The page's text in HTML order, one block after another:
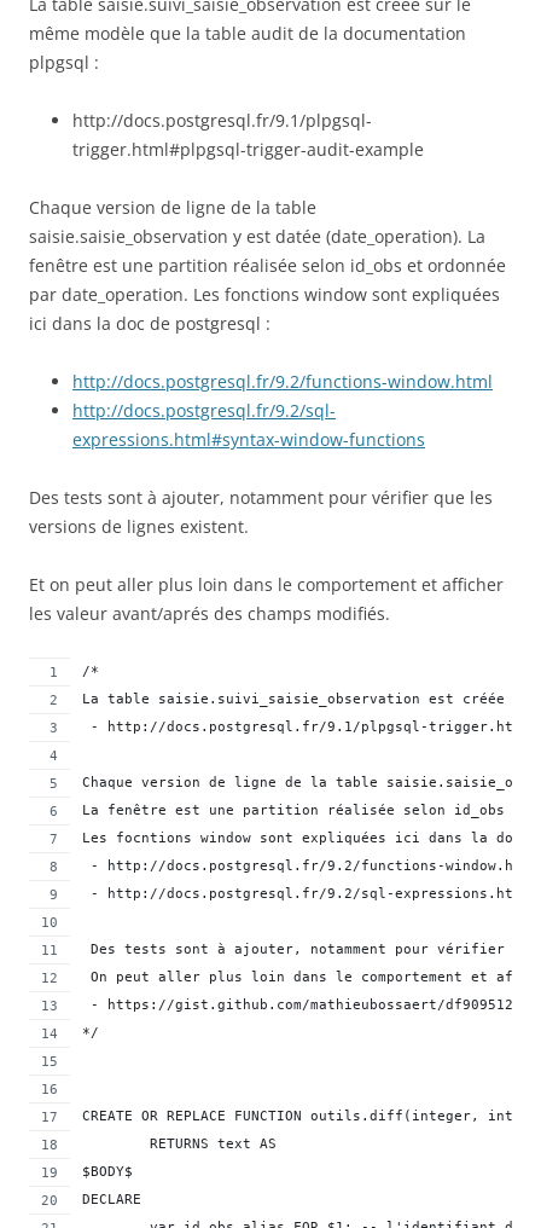
La table saisie.suivi_saisie_observation est créée sur le
même modèle que la table audit de la documentation
plpgsql :
http://docs.postgresql.fr/9.1/plpgsql-
trigger.html#plpgsql-trigger-audit-example
Chaque version de ligne de la table
saisie.saisie_observation y est datée (date_operation). La
fenêtre est une partition réalisée selon id_obs et ordonnée
par date_operation. Les fonctions window sont expliquées
ici dans la doc de postgresql :
http://docs.postgresql.fr/9.2/functions-window.html
http://docs.postgresql.fr/9.2/sql-
expressions.html#syntax-window-functions
Des tests sont à ajouter, notamment pour vérifier que les
versions de lignes existent.
Et on peut aller plus loin dans le comportement et afficher
les valeur avant/aprés des champs modifiés.
/*
La table saisie.suivi_saisie_observation est créée
- http://docs.postgresql.fr/9.1/plpgsql-
Chaque version de ligne de la table
La fenêtre est une partition réalisée selon id_obs et
Les focntions window sont expliquées ici dans la doc
- http://docs.postgresql.fr/9.2/functions-window.html
- http://docs.postgresql.fr/9.2/sql-
Des tests sont à ajouter, notamment pour vérifier
On peut aller plus loin dans le comportement et
- https://gist.github.com/mathieubossaert/
*/
CREATE OR REPLACE FUNCTION outils.diff(integer,
	RETURNS text AS
DECLARE